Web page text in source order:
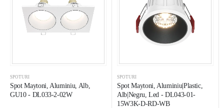
SPOTURI
Spot Maytoni, Aluminiu, Alb,
GU10 - DL033-2-02W
SPOTURI
Spot Maytoni, Aluminiu|Plastic,
Alb|Negru, Led - DL043-01-
15W3K-D-RD-WB